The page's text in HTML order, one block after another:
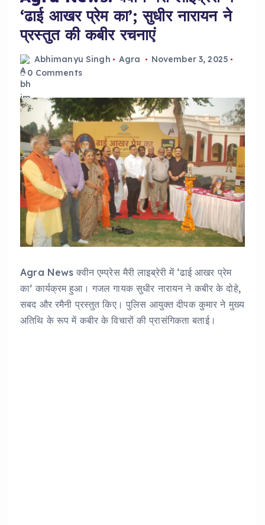
‘ढाई आखर प्रेम का’; सुधीर नारायन ने
प्रस्तुत की कबीर रचनाएं
Abhimanyu Singh Agra
November 3, 2025
0 Comments
Agra News क्वीन एम्प्रेस मैरी लाइब्रेरी में ‘ढाई आखर प्रेम
का’ कार्यक्रम हुआ। गजल गायक सुधीर नारायन ने कबीर के दोहे,
सबद और रमैनी प्रस्तुत किए। पुलिस आयुक्त दीपक कुमार ने मुख्य
अतिथि के रूप में कबीर के विचारों की प्रासंगिकता बताई।